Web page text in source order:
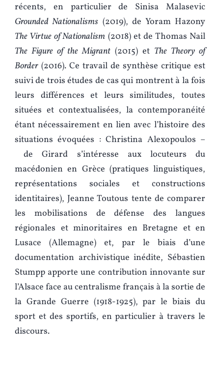
récents, en particulier de Sinisa Malasevic
Grounded Nationalisms (2019), de Yoram Hazony
The Virtue of Nationalism (2018) et de Thomas Nail
The Figure of the Migrant (2015) et The Theory of
Border (2016). Ce travail de synthèse critique est
suivi de trois études de cas qui montrent à la fois
leurs différences et leurs similitudes, toutes
situées et contextualisées, la contemporanéité
étant nécessairement en lien avec l’histoire des
situations évoquées : Christina Alexopoulos –
de Girard s’intéresse aux locuteurs du
macédonien en Grèce (pratiques linguistiques,
représentations sociales et constructions
identitaires), Jeanne Toutous tente de comparer
les mobilisations de défense des langues
régionales et minoritaires en Bretagne et en
Lusace (Allemagne) et, par le biais d’une
documentation archivistique inédite, Sébastien
Stumpp apporte une contribution innovante sur
l’Alsace face au centralisme français à la sortie de
la Grande Guerre (1918-1925), par le biais du
sport et des sportifs, en particulier à travers le
discours.